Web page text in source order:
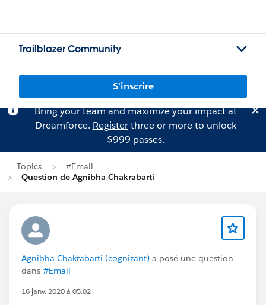
Trailblazer Community
S'inscrire
Bring your team and maximize your impact at
Dreamforce. Registerthree or more to unlock
$999 passes.
Topics
#Email
Question de Agnibha Chakrabarti
Agnibha Chakrabarti (cognizant) a posé une question
dans #Email
16 janv. 2020 à 05:02